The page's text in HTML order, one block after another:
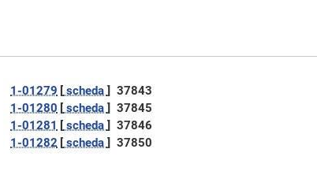
1-01279 [ scheda ] 37843
1-01280 [ scheda ] 37845
1-01281 [ scheda ] 37846
1-01282 [ scheda ] 37850